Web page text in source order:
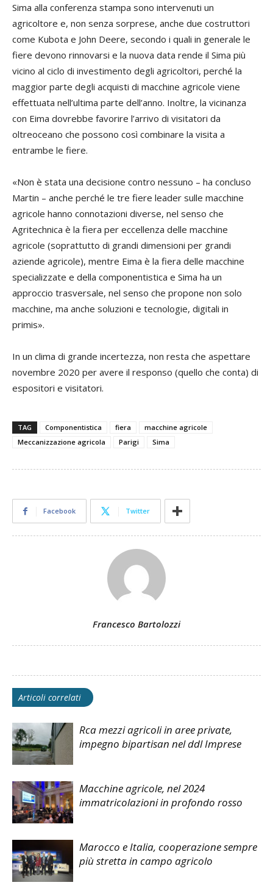
Sima alla conferenza stampa sono intervenuti un
agricoltore e, non senza sorprese, anche due costruttori
come Kubota e John Deere, secondo i quali in generale le
fiere devono rinnovarsi e la nuova data rende il Sima più
vicino al ciclo di investimento degli agricoltori, perché la
maggior parte degli acquisti di macchine agricole viene
effettuata nell’ultima parte dell’anno. Inoltre, la vicinanza
con Eima dovrebbe favorire l’arrivo di visitatori da
oltreoceano che possono così combinare la visita a
entrambe le fiere.
«Non è stata una decisione contro nessuno – ha concluso
Martin – anche perché le tre fiere leader sulle macchine
agricole hanno connotazioni diverse, nel senso che
Agritechnica è la fiera per eccellenza delle macchine
agricole (soprattutto di grandi dimensioni per grandi
aziende agricole), mentre Eima è la fiera delle macchine
specializzate e della componentistica e Sima ha un
approccio trasversale, nel senso che propone non solo
macchine, ma anche soluzioni e tecnologie, digitali in
primis».
In un clima di grande incertezza, non resta che aspettare
novembre 2020 per avere il responso (quello che conta) di
espositori e visitatori.
TAG Componentistica fiera
macchine agricole
Meccanizzazione agricola
Parigi Sima
Facebook Twitter
Francesco Bartolozzi
Articoli correlati
Rca mezzi agricoli in aree private,
impegno bipartisan nel ddl Imprese
Macchine agricole, nel 2024
immatricolazioni in profondo rosso
Marocco e Italia, cooperazione sempre
più stretta in campo agricolo